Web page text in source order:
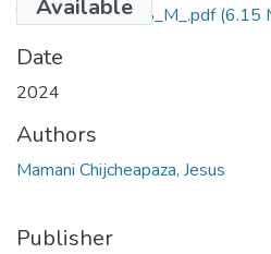
Available
T036_44695518_M_.pdf(6.15
Date
2024
Authors
Mamani Chijcheapaza, Jesus
Publisher